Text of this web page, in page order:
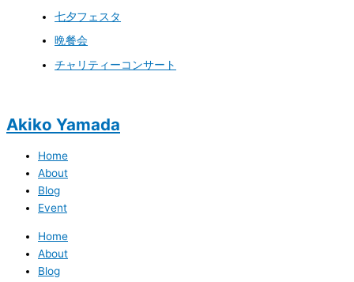
七夕フェスタ
晩餐会
チャリティーコンサート
Akiko Yamada
Home
About
Blog
Event
Home
About
Blog